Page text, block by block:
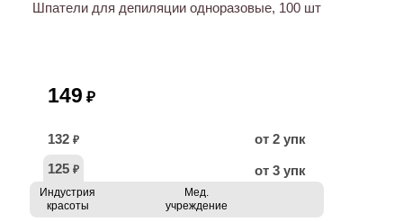
Шпатели для депиляции одноразовые, 100 шт
149 ₽
132 ₽
от 2 упк
125 ₽ от 3 упк
Индустрия
красоты
Мед.
учреждение